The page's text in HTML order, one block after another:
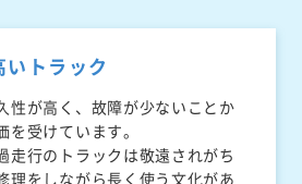
トラック
性が高く、故障が少ないことか
を受けています。
走行のトラックは敬遠されがち
理をしながら長く使う文化があ